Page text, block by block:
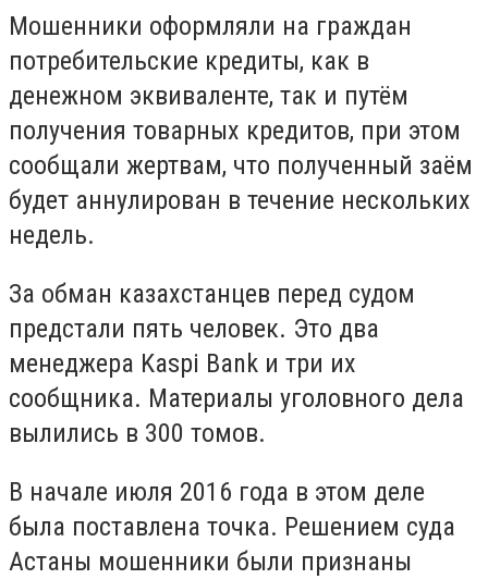
Мошенники оформляли на граждан
потребительские кредиты, как в
денежном эквиваленте, так и путём
получения товарных кредитов, при этом
сообщали жертвам, что полученный заём
будет аннулирован в течение нескольких
недель.
За обман казахстанцев перед судом
предстали пять человек. Это два
менеджера Kaspi Bank и три их
сообщника. Материалы уголовного дела
вылились в 300 томов.
В начале июля 2016 года в этом деле
была поставлена точка. Решением суда
Астаны мошенники были признаны